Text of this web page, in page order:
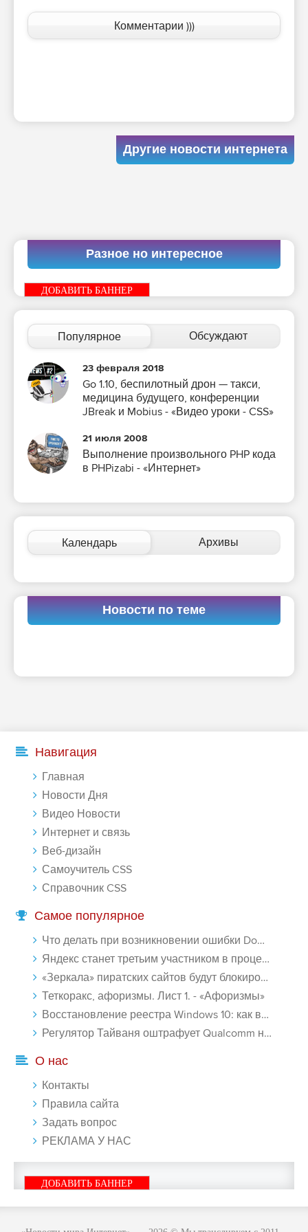
Комментарии )))
Другие новости интернета
Разное но интересное
ДОБАВИТЬ БАННЕР
Популярное Обсуждают
23 февраля 2018
Go 1.10, беспилотный дрон — такси,
медицина будущего, конференции
JBreak и Mobius - «Видео уроки - CSS»
21 июля 2008
Выполнение произвольного PHP кода
в PHPizabi - «Интернет»
Календарь Архивы
Новости по теме
Навигация
Главная
Новости Дня
Видео Новости
Интернет и связь
Веб-дизайн
Самоучитель CSS
Справочник CSS
Самое популярное
Что делать при возникновении ошибки Download interrupted в Chrome - «Windows»
Яндекс станет третьим участником в процессе ФАС против Google - «Интернет»
«Зеркала» пиратских сайтов будут блокироваться! - «Интернет»
Теткоракс, афоризмы. Лист 1. - «Афоризмы»
Восстановление реестра Windows 10: как восстановить реестр Виндовс 10 - «Windows»
Регулятор Тайваня оштрафует Qualcomm на $774 млн - «Новости сети»
О нас
Контакты
Правила сайта
Задать вопрос
РЕКЛАМА У НАС
ДОБАВИТЬ БАННЕР